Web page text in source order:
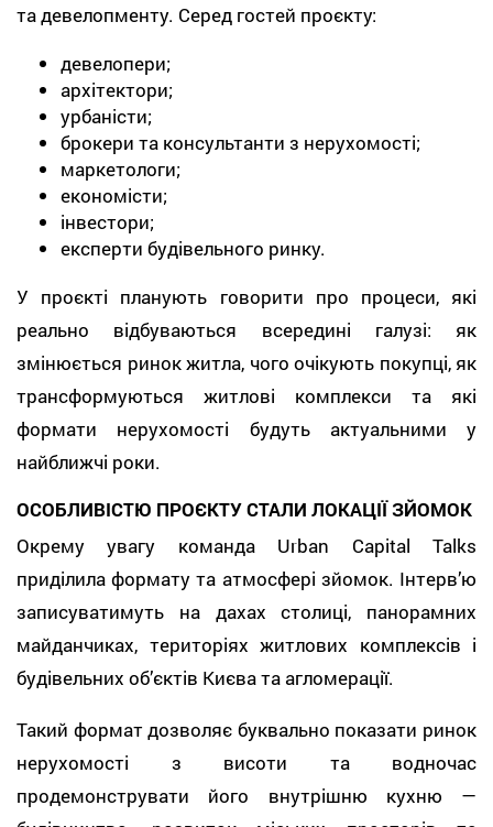
та девелопменту. Серед гостей проєкту:
девелопери;
архітектори;
урбаністи;
брокери та консультанти з нерухомості;
маркетологи;
економісти;
інвестори;
експерти будівельного ринку.
У проєкті планують говорити про процеси, які
реально відбуваються всередині галузі: як
змінюється ринок житла, чого очікують покупці, як
трансформуються житлові комплекси та які
формати нерухомості будуть актуальними у
найближчі роки.
ОСОБЛИВІСТЮ ПРОЄКТУ СТАЛИ ЛОКАЦІЇ ЗЙОМОК
Окрему увагу команда Urban Capital Talks
приділила формату та атмосфері зйомок. Інтерв’ю
записуватимуть на дахах столиці, панорамних
майданчиках, територіях житлових комплексів і
будівельних об’єктів Києва та агломерації.
Такий формат дозволяє буквально показати ринок
нерухомості з висоти та водночас
продемонструвати його внутрішню кухню —